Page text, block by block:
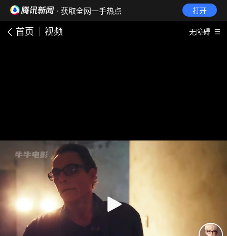
· 获取全网一手热点 打开
首页 视频 无障碍